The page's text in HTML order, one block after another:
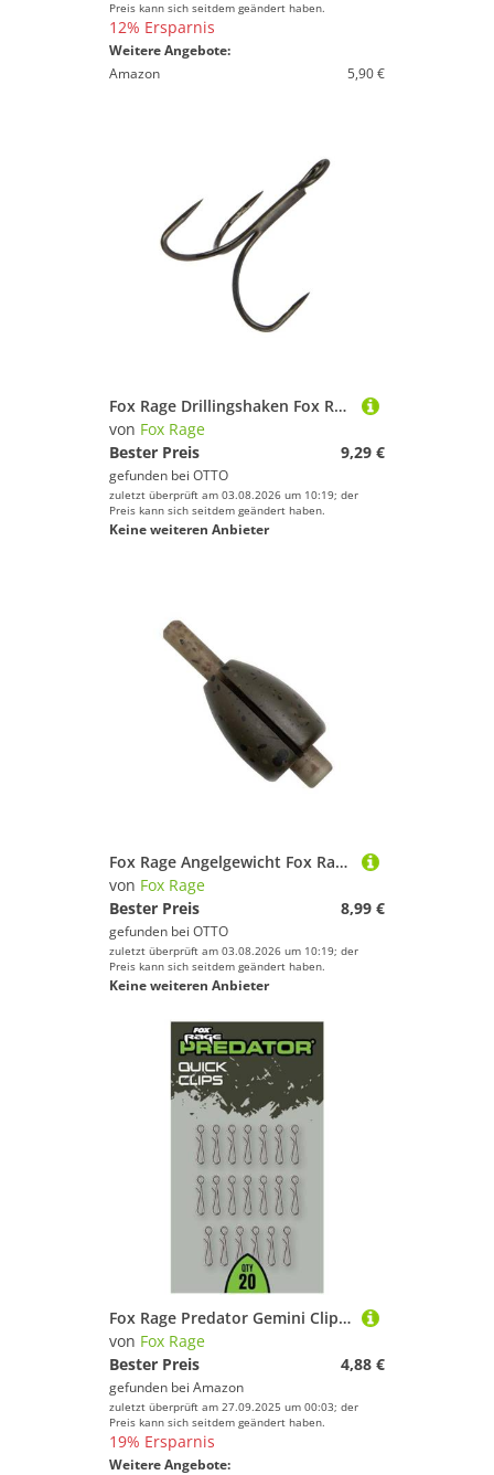
Preis kann sich seitdem geändert haben.
12% Ersparnis
Weitere Angebote:
Amazon
5,90 €
Fox Rage Drillingshaken Fox Rage Predator Powerpoint Lightweight Treble Barbless- Angelhaken
von Fox Rage
Bester Preis
9,29 €
gefunden bei OTTO
zuletzt überprüft am 03.08.2026 um 10:19; der
Preis kann sich seitdem geändert haben.
Keine weiteren Anbieter
Fox Rage Angelgewicht Fox Rage Predator Camo Quick Change Weights - Angelgewichte
von Fox Rage
Bester Preis
8,99 €
gefunden bei OTTO
zuletzt überprüft am 03.08.2026 um 10:19; der
Preis kann sich seitdem geändert haben.
Keine weiteren Anbieter
Fox Rage Predator Gemini Clips Large - 20 Bleiclips, Snaps, Karabiner für Angelgewichte
von Fox Rage
Bester Preis
4,88 €
gefunden bei Amazon
zuletzt überprüft am 27.09.2025 um 00:03; der
Preis kann sich seitdem geändert haben.
19% Ersparnis
Weitere Angebote: